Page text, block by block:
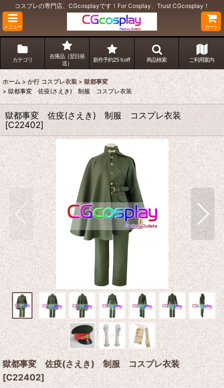
コスプレの専門店、CGcosplayです！For Cosplay、Trust CGcosplay！
メニュー カート
カテゴリ
在庫品（翌日発
送）
新作予約25％off 商品検索 ご利用案内
ホーム > か行 コスプレ衣装 > 獄都事変
> 獄都事変 佐疫(さえき) 制服 コスプレ衣装
獄都事変 佐疫(さえき) 制服 コスプレ衣装
[C22402]
獄都事変 佐疫(さえき) 制服 コスプレ衣装
[C22402]